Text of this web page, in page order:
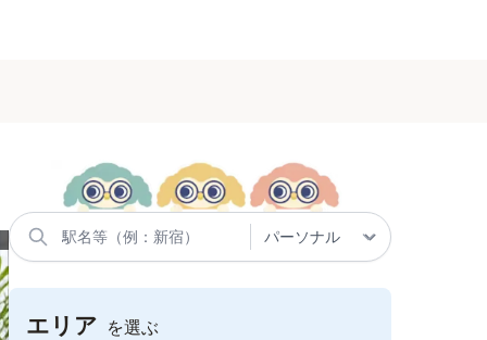
エリア を選ぶ